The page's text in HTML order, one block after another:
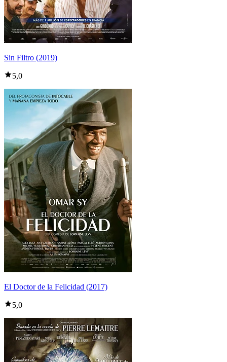
Sin Filtro (2019)
5,0
El Doctor de la Felicidad (2017)
5,0